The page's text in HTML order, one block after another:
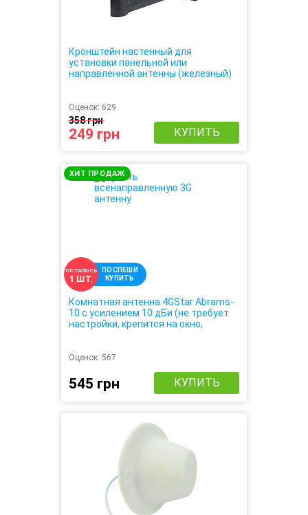
Кронштейн настенный для
установки панельной или
направленной антенны (железный)
Оценок: 629
358 грн
249 грн КУПИТЬ
ХИТ ПРОДАЖ
ПОСПЕШИ
КУПИТЬ
ОСТАЛОСЬ
1 ШТ.
Комнатная антенна 4GStar Abrams-
10 с усилением 10 дБи (не требует
настройки, крепится на окно,
усиливает 3G 4G сигнал)
Оценок: 567
545 грн КУПИТЬ